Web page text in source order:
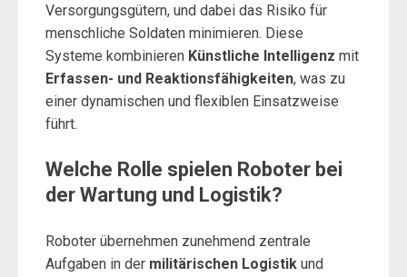
Versorgungsgütern, und dabei das Risiko für
menschliche Soldaten minimieren. Diese
Systeme kombinieren Künstliche Intelligenz mit
Erfassen- und Reaktionsfähigkeiten, was zu
einer dynamischen und flexiblen Einsatzweise
führt.
Welche Rolle spielen Roboter bei
der Wartung und Logistik?
Roboter übernehmen zunehmend zentrale
Aufgaben in der militärischen Logistik und